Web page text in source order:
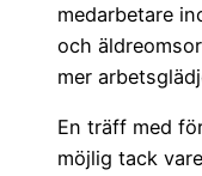
medarbetare
och
mer
En träff med
möjlig tack